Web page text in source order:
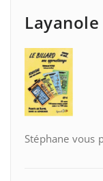
Stéphane vous